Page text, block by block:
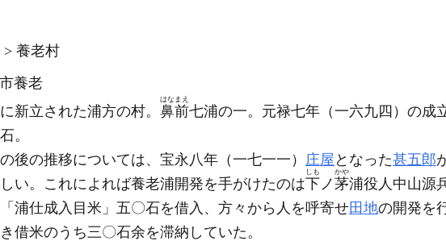
養老村
養老
新立された浦方の村。 鼻前
はなまえ
七浦の一。元禄七年 （一六九四） の成
。
後の推移については、宝永八年 （一七一一） 庄屋 となった甚五郎
い。これによれば養老浦開発を手がけたのは下
しも
ノ茅
かや
浦役人中山源
浦仕成入目米」五〇石を借入、方々から人を呼寄せ田地の開発を
借米のうち三〇石余を滞納していた。